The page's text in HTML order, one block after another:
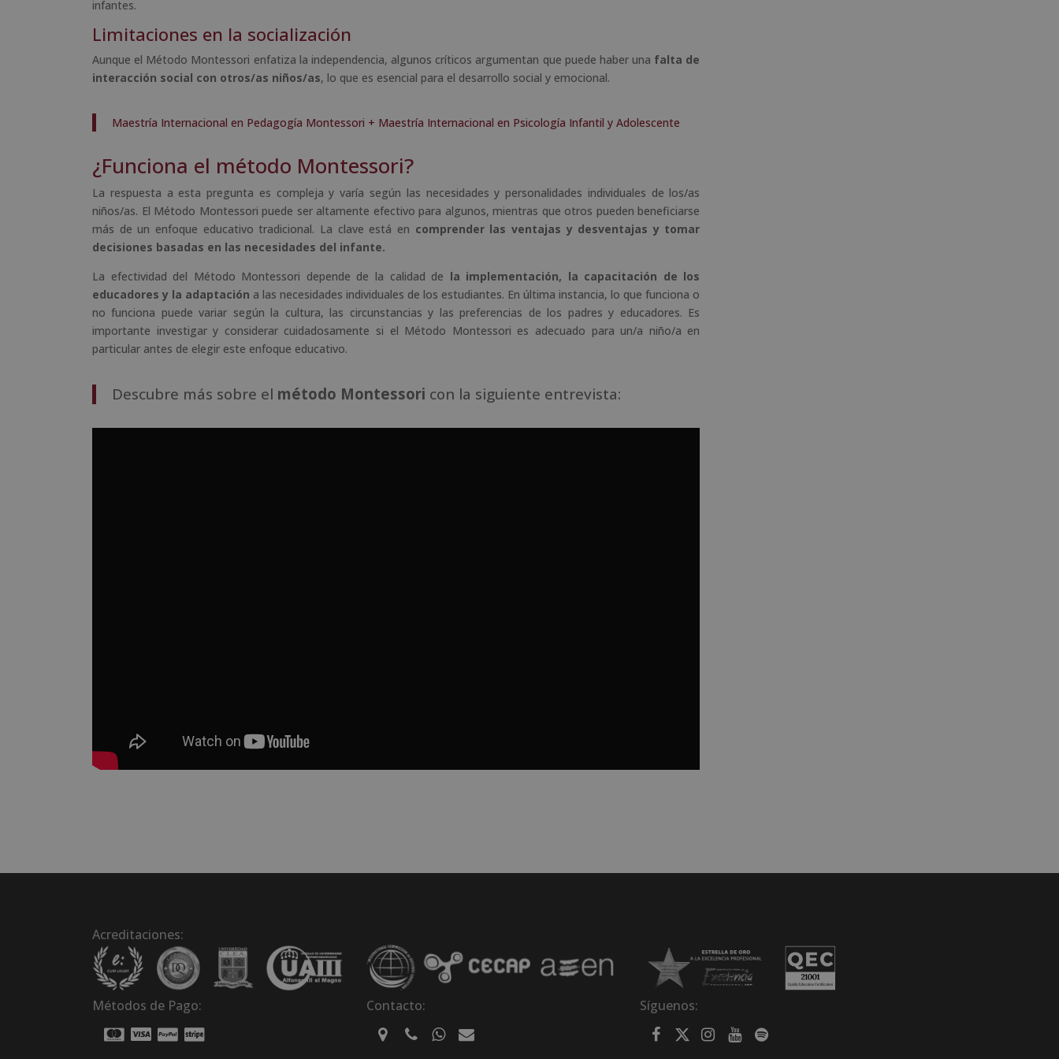
infantes.
Limitaciones en la socialización
Aunque el Método Montessori enfatiza la independencia, algunos críticos argumentan que puede haber una falta de
interacción social con otros/as niños/as, lo que es esencial para el desarrollo social y emocional.
Maestría Internacional en Pedagogía Montessori + Maestría Internacional en Psicología Infantil y Adolescente
¿Funciona el método Montessori?
La respuesta a esta pregunta es compleja y varía según las necesidades y personalidades individuales de los/as
niños/as. El Método Montessori puede ser altamente efectivo para algunos, mientras que otros pueden beneficiarse
más de un enfoque educativo tradicional. La clave está en comprender las ventajas y desventajas y tomar
decisiones basadas en las necesidades del infante.
La efectividad del Método Montessori depende de la calidad de la implementación, la capacitación de los
educadores y la adaptación a las necesidades individuales de los estudiantes. En última instancia, lo que funciona o
no funciona puede variar según la cultura, las circunstancias y las preferencias de los padres y educadores. Es
importante investigar y considerar cuidadosamente si el Método Montessori es adecuado para un/a niño/a en
particular antes de elegir este enfoque educativo.
Descubre más sobre el método Montessori con la siguiente entrevista:
Acreditaciones:
Métodos de Pago: Contacto: Síguenos: